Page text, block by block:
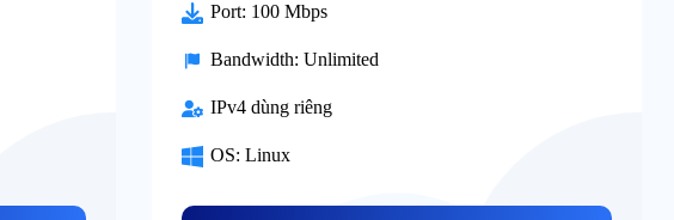
Port: 100 Mbps
Bandwidth: Unlimited
IPv4 dùng riêng
OS: Linux